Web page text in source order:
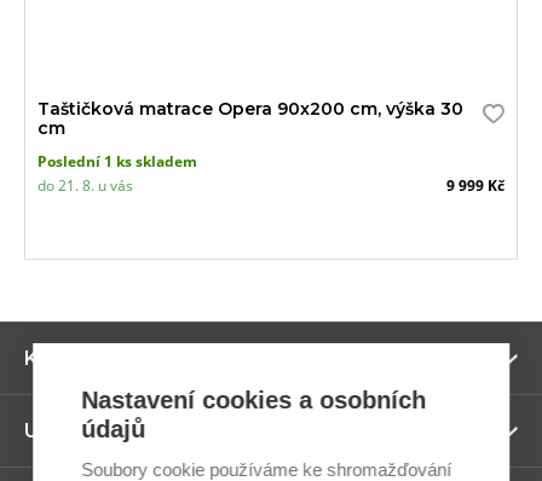
Taštičková matrace Opera 90x200 cm, výška 30
cm
Poslední 1 ks skladem
do 21. 8. u vás
9 999 Kč
Kategorie
Užitečné odkazy
Nastavení cookies a osobních
údajů
Soubory cookie používáme ke shromažďování